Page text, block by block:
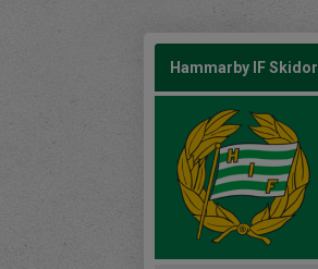
Hammarby IF Skidor